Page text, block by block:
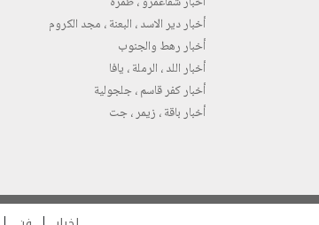
أخبار دير الاسد ، البعنة ، مجد الكروم
أخبار رهط والجنوب
أخبار اللد ، الرملة ، يافا
أخبار كفر قاسم ، جلجولية
أخبار باقة ، زيمر ، جت